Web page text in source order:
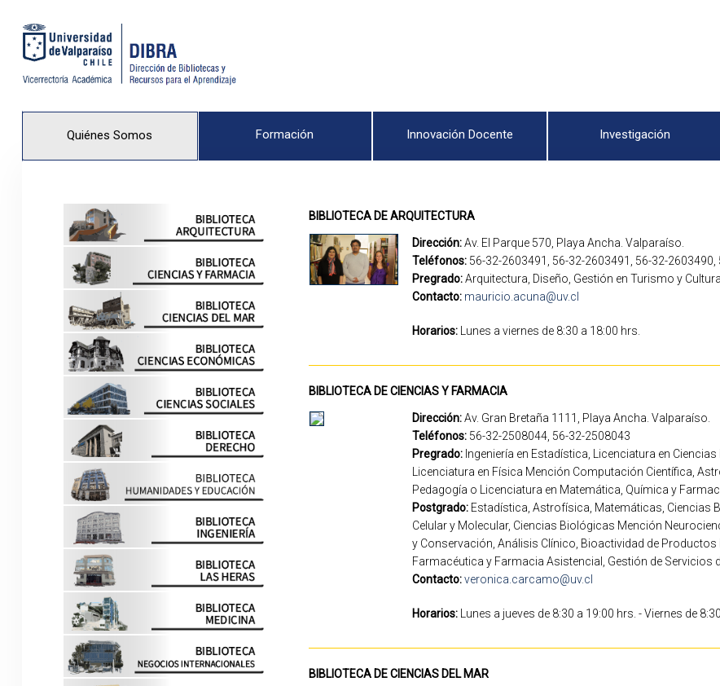
Quiénes Somos Formación Innovación Docente Investigación
BIBLIOTECA DE ARQUITECTURA
Dirección:Av. El Parque 570, Playa Ancha. Valparaíso.
Teléfonos: 56-32-2603491, 56-32-2603491, 56-32-2603490,
Pregrado:Arquitectura, Diseño, Gestión en Turismo y
Contacto: mauricio.acuna@uv.cl
Horarios: Lunes a viernes de 8:30 a 18:00 hrs.
BIBLIOTECA DE CIENCIAS Y FARMACIA
Dirección:Av. Gran Bretaña 1111, Playa Ancha. Valparaíso.
Teléfonos: 56-32-2508044, 56-32-2508043
Pregrado: Ingeniería en Estadística, Licenciatura en
Licenciatura en Física Mención Computación Científica,
Pedagogía o Licenciatura en Matemática, Química y
Postgrado: Estadística, Astrofísica, Matemáticas, Ciencias
Celular y Molecular, Ciencias Biológicas Mención
y Conservación, Análisis Clínico, Bioactividad de Productos
Farmacéutica y Farmacia Asistencial, Gestión de Servicios
Contacto:veronica.carcamo@uv.cl
Horarios: Lunes a jueves de 8:30 a 19:00 hrs. - Viernes de
BIBLIOTECA DE CIENCIAS DEL MAR